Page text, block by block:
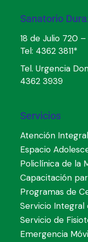
Sanatorio
18 de Julio 720
Tel: 4362 3811*
Tel. Urgencia
4362 3939
Servicios
Atención
Espacio
Policlínica de la
Capacitación
Programas de
Servicio Integral
Servicio de
Emergencia